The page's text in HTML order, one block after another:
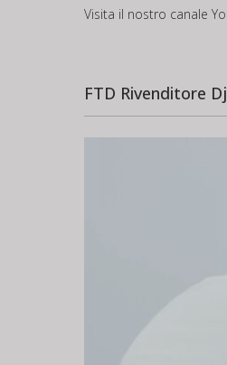
Visita il nostro canale
FTD Rivenditore